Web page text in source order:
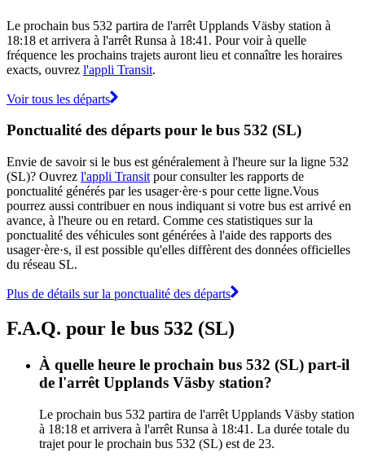
Le prochain bus 532 partira de l'arrêt Upplands Väsby station à
18:18 et arrivera à l'arrêt Runsa à 18:41. Pour voir à quelle
fréquence les prochains trajets auront lieu et connaître les horaires
exacts, ouvrez l'appli Transit.
Voir tous les départs
Ponctualité des départs pour le bus 532 (SL)
Envie de savoir si le bus est généralement à l'heure sur la ligne 532
(SL)? Ouvrez l'appli Transit pour consulter les rapports de
ponctualité générés par les usager·ère·s pour cette ligne.Vous
pourrez aussi contribuer en nous indiquant si votre bus est arrivé en
avance, à l'heure ou en retard. Comme ces statistiques sur la
ponctualité des véhicules sont générées à l'aide des rapports des
usager·ère·s, il est possible qu'elles diffèrent des données officielles
du réseau SL.
Plus de détails sur la ponctualité des départs
F.A.Q. pour le bus 532 (SL)
À quelle heure le prochain bus 532 (SL) part-il
de l'arrêt Upplands Väsby station?
Le prochain bus 532 partira de l'arrêt Upplands Väsby station
à 18:18 et arrivera à l'arrêt Runsa à 18:41. La durée totale du
trajet pour le prochain bus 532 (SL) est de 23.